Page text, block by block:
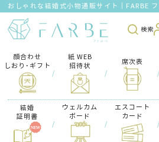
おしゃれな結婚式小物通販サイト｜FARBE
検索
顔合わせ
しおり･ギフト
/
紙 WEB
招待状
/
席次表
/
結婚
証明書
/
ウェルカム
ボード
/
エスコート
カード
/